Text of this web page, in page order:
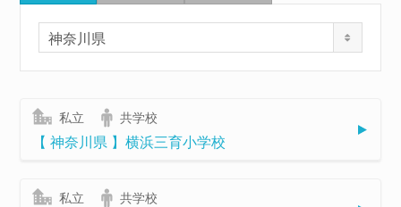
都
道
か
ら
索
神奈川県
私立 共学校
【 神奈川県 】横浜三育小学校
私立 共学校